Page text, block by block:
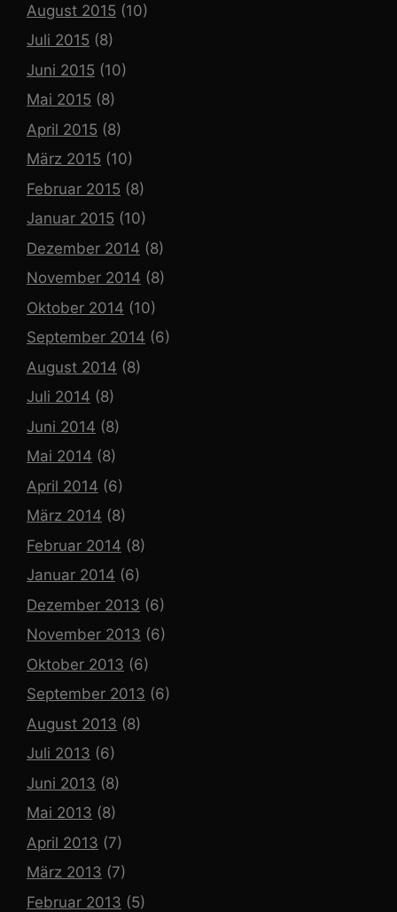
August 2015 (10)
Juli 2015 (8)
Juni 2015 (10)
Mai 2015 (8)
April 2015 (8)
März 2015 (10)
Februar 2015 (8)
Januar 2015 (10)
Dezember 2014 (8)
November 2014 (8)
Oktober 2014 (10)
September 2014 (6)
August 2014 (8)
Juli 2014 (8)
Juni 2014 (8)
Mai 2014 (8)
April 2014 (6)
März 2014 (8)
Februar 2014 (8)
Januar 2014 (6)
Dezember 2013 (6)
November 2013 (6)
Oktober 2013 (6)
September 2013 (6)
August 2013 (8)
Juli 2013 (6)
Juni 2013 (8)
Mai 2013 (8)
April 2013 (7)
März 2013 (7)
Februar 2013 (5)